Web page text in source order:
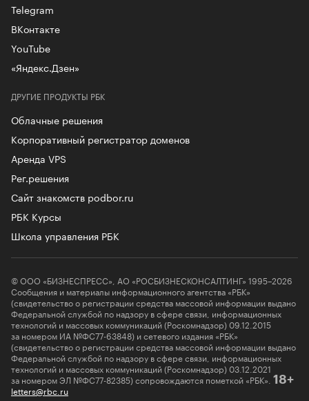
ДРУГИЕ ПРОДУКТЫ РБК
Облачные решения
Корпоративный регистратор доменов
Аренда VPS
Рег.решения
Сайт знакомств podbor.ru
РБК Курсы
Школа управления РБК
Telegram
ВКонтакте
YouTube
«Яндекс.Дзен»
© ООО «БИЗНЕСПРЕСС», АО «РОСБИЗНЕСКОНСАЛТИНГ» 1995–2026
Сообщения и материалы информационного агентства «РБК»
(свидетельство о регистрации средства массовой информации выдано
Федеральной службой по надзору в сфере связи, информационных
технологий и массовых коммуникаций (Роскомнадзор) 09.12.2015
за номером ИА №ФС77-63848) и сетевого издания «РБК»
(свидетельство о регистрации средства массовой информации выдано
Федеральной службой по надзору в сфере связи, информационных
технологий и массовых коммуникаций (Роскомнадзор) 03.12.2021
за номером ЭЛ №ФС77-82385) сопровождаются пометкой «РБК». 18+
letters@rbc.ru